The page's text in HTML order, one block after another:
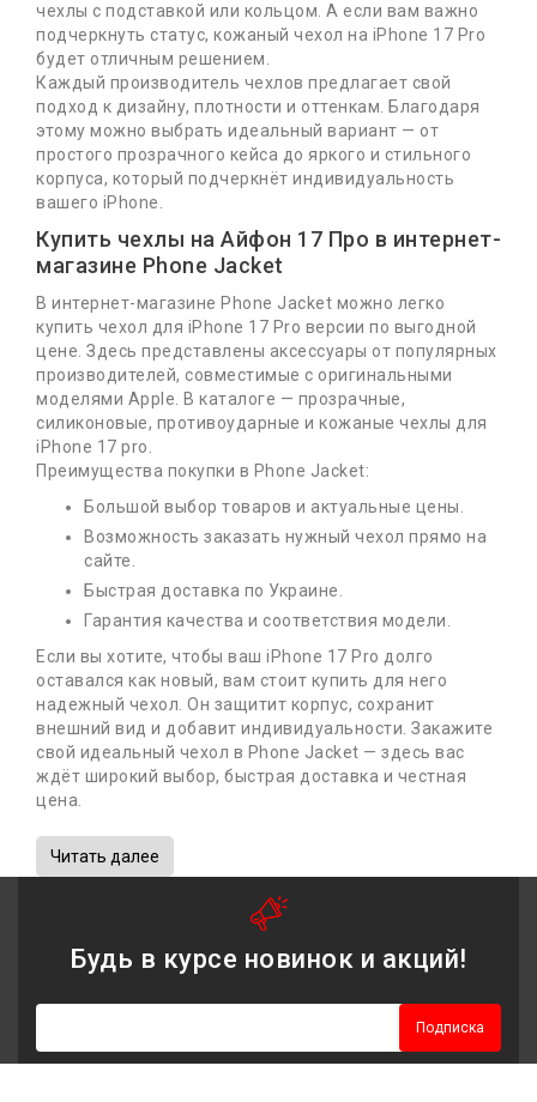
чехлы с подставкой или кольцом. А если вам важно
подчеркнуть статус, кожаный чехол на iPhone 17 Pro
будет отличным решением.
Каждый производитель чехлов предлагает свой
подход к дизайну, плотности и оттенкам. Благодаря
этому можно выбрать идеальный вариант — от
простого прозрачного кейса до яркого и стильного
корпуса, который подчеркнёт индивидуальность
вашего iPhone.
Купить чехлы на Айфон 17 Про в интернет-
магазине Phone Jacket
В интернет-магазине Phone Jacket можно легко
купить чехол для iPhone 17 Pro версии по выгодной
цене. Здесь представлены аксессуары от популярных
производителей, совместимые с оригинальными
моделями Apple. В каталоге — прозрачные,
силиконовые, противоударные и кожаные чехлы для
iPhone 17 pro.
Преимущества покупки в Phone Jacket:
Большой выбор товаров и актуальные цены.
Возможность заказать нужный чехол прямо на
сайте.
Быстрая доставка по Украине.
Гарантия качества и соответствия модели.
Если вы хотите, чтобы ваш iPhone 17 Pro долго
оставался как новый, вам стоит купить для него
надежный чехол. Он защитит корпус, сохранит
внешний вид и добавит индивидуальности. Закажите
свой идеальный чехол в Phone Jacket — здесь вас
ждёт широкий выбор, быстрая доставка и честная
цена.
Служба Поддержки
Phone Jacket © 2026
Design and development by Unit Space©